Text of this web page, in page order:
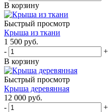
В корзину
Быстрый просмотр
Крыша из ткани
1 500 руб.
-
+
В корзину
Быстрый просмотр
Крыша деревянная
12 000 руб.
-
+